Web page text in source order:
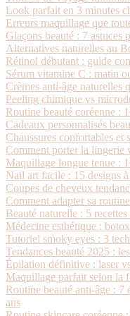
Look parfait en 3 minutes
Erreurs maquillage que
Glaçons beauté : 7 astuces
Alternatives naturelles au
Rétinol débutant : guide
Sérum vitamine C : matin
Crèmes anti-âge naturelles
Peeling chimique vs
Routine beauté coréenne :
Cadeaux personnalisés
Chaussures confortables et
Comment porter la lingerie
Maquillage longue tenue :
Nail art facile : 15 designs
Coupes de cheveux
Comment adapter sa
Beauté naturelle : 5
Médecine esthétique :
Tutoriel smoky eyes : 3
Tendances beauté 2025 :
Épilation définitive : laser
Maquillage parfait selon la
Routine beauté anti-âge : 7
ans